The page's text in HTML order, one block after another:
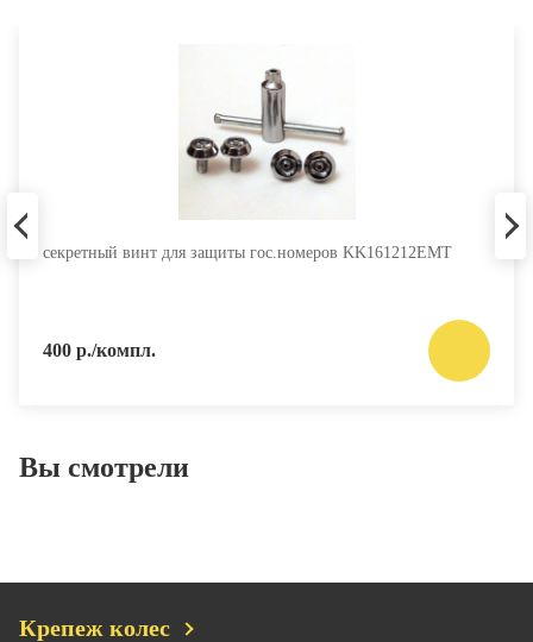
секретный винт для защиты гос.номеров KK161212EMT
400 р./компл.
Вы смотрели
Крепеж колес